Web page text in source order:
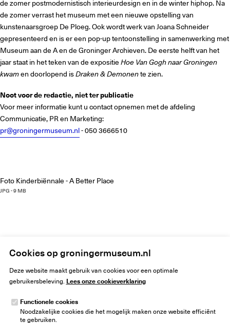
Cookies op groningermuseum.nl
Deze website maakt gebruik van cookies voor een optimale
gebruikersbeleving. Lees onze cookieverklaring
Functionele cookies
Noodzakelijke cookies die het mogelijk maken onze website efficiënt
te gebruiken.
de zomer postmodernistisch interieurdesign en in de winter hiphop. Na
de zomer verrast het museum met een nieuwe opstelling van
kunstenaarsgroep De Ploeg. Ook wordt werk van Joana Schneider
gepresenteerd en is er een pop-up tentoonstelling in samenwerking met
Museum aan de A en de Groninger Archieven. De eerste helft van het
jaar staat in het teken van de expositieHoe Van Gogh naar Groningen
kwamen doorlopend isDraken & Demonente zien.
Noot voor de redactie, niet ter publicatie
Voor meer informatie kunt u contact opnemen met de afdeling
Communicatie, PR en Marketing:
pr@groningermuseum.nl- 050 3666510
Foto Kinderbiënnale - A Better Place
JPG - 9 MB
Groninger Museum